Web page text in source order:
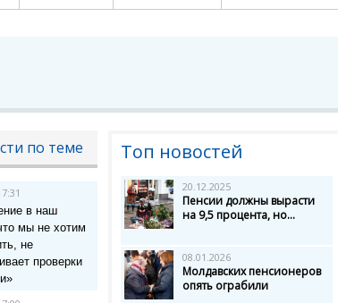
по теме
в наш
мы не хотим
не
проверки
Топ новостей
20.12.2025
Пенсии должны вырасти
на 9,5 процента, но...
08.01.2026
Молдавских пенсионеров
опять ограбили